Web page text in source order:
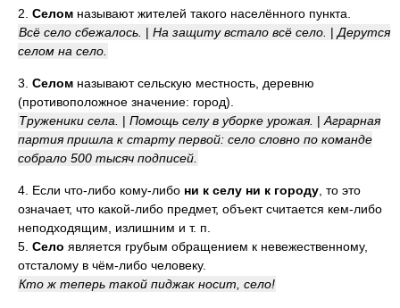
2. Селом называют жителей такого населённого пункта.
Всё село сбежалось. | На защиту встало всё село. | Дерутся
селом на село.
3. Селом называют сельскую местность, деревню
(противоположное значение: город).
Труженики села.
| Помощь селу в уборке урожая. | Аграрная
партия пришла к старту первой: село словно по команде
собрало 500 тысяч подписей.
4. Если что-либо кому-либо ни к селу ни к городу , то это
означает, что какой-либо предмет, объект считается кем-либо
неподходящим, излишним и т. п.
5. Село является грубым обращением к невежественному,
отсталому в чём-либо человеку.
Кто ж теперь такой пиджак носит, село!